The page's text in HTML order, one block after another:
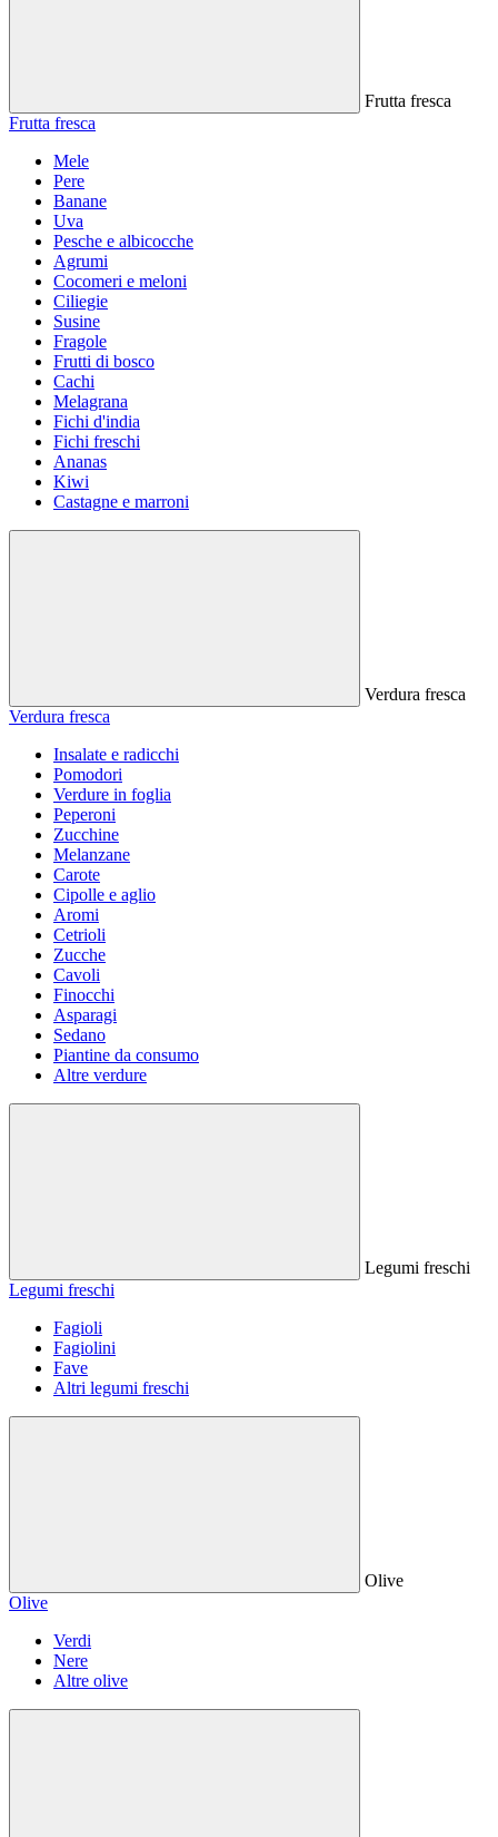
Frutta fresca
Frutta fresca
Mele
Pere
Banane
Uva
Pesche e albicocche
Agrumi
Cocomeri e meloni
Ciliegie
Susine
Fragole
Frutti di bosco
Cachi
Melagrana
Fichi d'india
Fichi freschi
Ananas
Kiwi
Castagne e marroni
Verdura fresca
Verdura fresca
Insalate e radicchi
Pomodori
Verdure in foglia
Peperoni
Zucchine
Melanzane
Carote
Cipolle e aglio
Aromi
Cetrioli
Zucche
Cavoli
Finocchi
Asparagi
Sedano
Piantine da consumo
Altre verdure
Legumi freschi
Legumi freschi
Fagioli
Fagiolini
Fave
Altri legumi freschi
Olive
Olive
Verdi
Nere
Altre olive